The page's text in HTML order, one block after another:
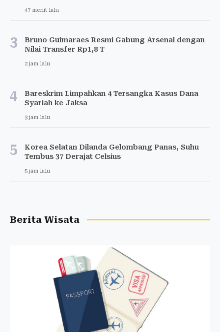
47 menit lalu
3
Bruno Guimaraes Resmi Gabung Arsenal dengan
Nilai Transfer Rp1,8 T
2 jam lalu
4
Bareskrim Limpahkan 4 Tersangka Kasus Dana
Syariah ke Jaksa
3 jam lalu
5
Korea Selatan Dilanda Gelombang Panas, Suhu
Tembus 37 Derajat Celsius
5 jam lalu
Berita Wisata